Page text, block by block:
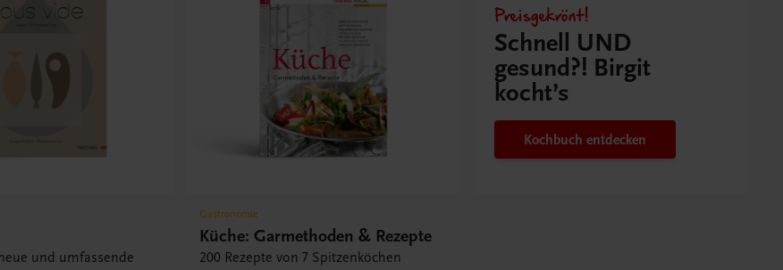
und umfassende
Gastronomie
Küche: Garmethoden & Rezepte
200 Rezepte von 7 Spitzenköchen
Preisgekrönt!
Schnell UND
gesund?! Birgit
kocht’s
Kochbuch entdecken